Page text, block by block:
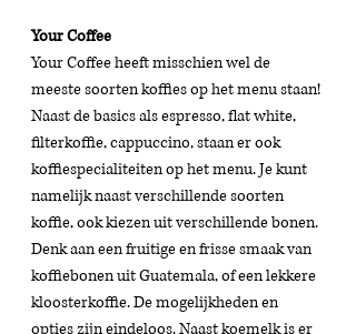
Your Coffee
Your Coffee heeft misschien wel de
meeste soorten koffies op het menu staan!
Naast de basics als espresso, flat white,
filterkoffie, cappuccino, staan er ook
koffiespecialiteiten op het menu. Je kunt
namelijk naast verschillende soorten
koffie, ook kiezen uit verschillende bonen.
Denk aan een fruitige en frisse smaak van
koffiebonen uit Guatemala, of een lekkere
kloosterkoffie. De mogelijkheden en
opties zijn eindeloos. Naast koemelk is er